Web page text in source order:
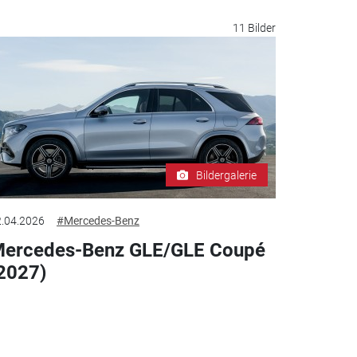
11 Bilder
Bildergalerie
#Mercedes-Benz
Benz GLE/GLE Coupé